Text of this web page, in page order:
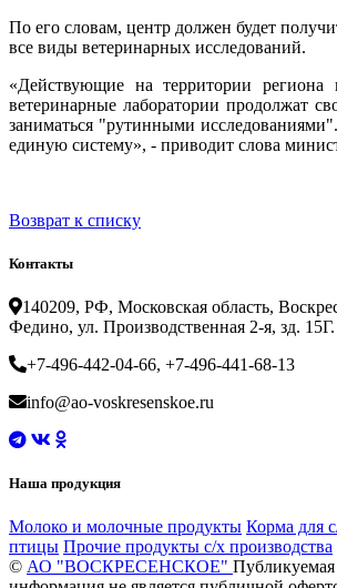
По его словам, центр должен будет
все виды ветеринарных исследований.
«Действующие на территории региона
ветеринарные лаборатории продолжат
заниматься "рутинными
единую систему», - приводит слова
Возврат к списку
Контакты
140209, РФ, Московская область,
Федино, ул. Производственная 2-я, зд. 15Г.
+7-496-442-04-66, +7-496-441-68-13
info@ao-voskresenskoe.ru
Наша продукция
Молоко и молочные продукты Корма для
птицы Прочие продукты с/х производства
© АО "ВОСКРЕСЕНСКОЕ" Публикуемая